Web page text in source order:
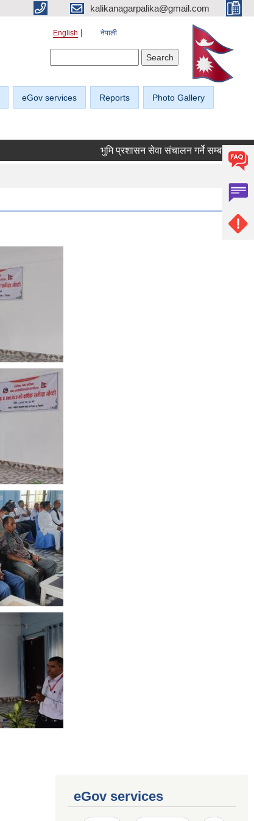
kalikanagarpalika@gmail.com
English नेपाली
eGov services Reports Photo Gallery
भुमि प्रशासन सेवा संचालन गर्ने सम्बन्धी सूचना।
eGov services